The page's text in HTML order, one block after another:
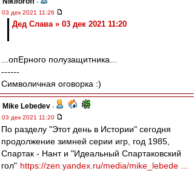
-
03 дек 2021 11:26
Дед Слава » 03 дек 2021 11:20
...опЕрного полузащитника...
------
Символичная оговорка :)
Mike Lebedev -
03 дек 2021 11:20
По разделу "Этот день в Истории" сегодня
продолжение зимней серии игр, год 1985,
Спартак - Нант и "Идеальный Спартаковский
гол" https://zen.yandex.ru/media/mike_lebede ...